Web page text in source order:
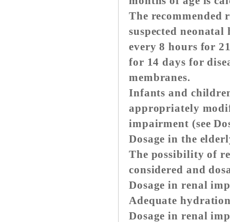
The
suspected
every 8 hours for
for 14 days for
membranes.
Infants and
appropriately
impairment (see
Dosage in the
The possibility of
considered and
Dosage in renal
Adequate
Dosage in renal